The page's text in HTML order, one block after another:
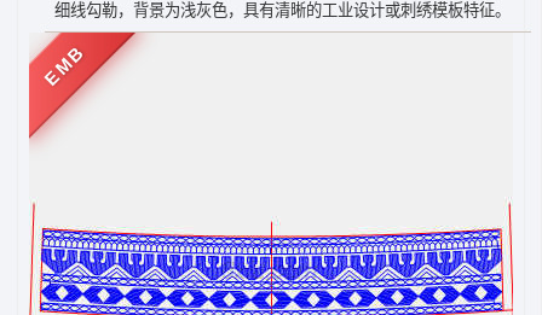
细线勾勒，背景为浅灰色，具有清晰的工业设计或刺绣模板特征。
EMB